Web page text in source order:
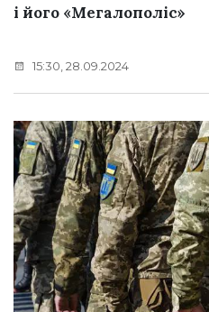
і його «Мегалополіс»
15:30, 28.09.2024